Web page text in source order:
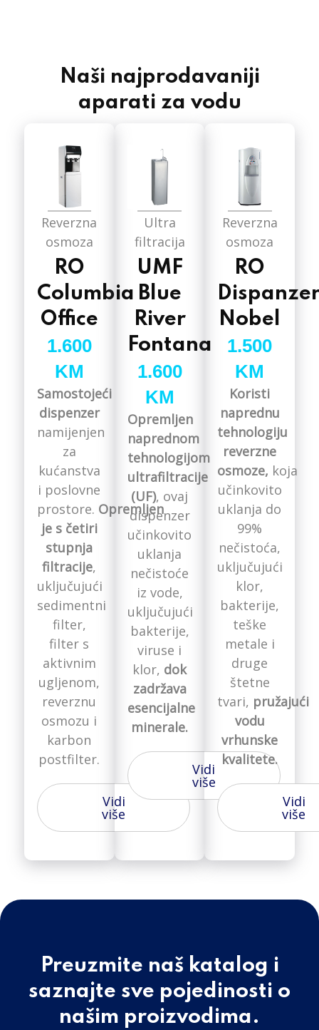
Naši najprodavaniji
aparati za vodu
Reverzna
osmoza
RO
Columbia
Office
1.600
KM
Samostojeći
dispenzer
namijenjen
za
kućanstva
i poslovne
prostore. Opremljen
je s četiri
stupnja
filtracije,
uključujući
sedimentni
filter,
filter s
aktivnim
ugljenom,
reverznu
osmozu i
karbon
postfilter.
Vidi
više
Ultra
filtracija
UMF
Blue
River
Fontana
1.600
KM
Opremljen
naprednom
tehnologijom
ultrafiltracije
(UF), ovaj
dispenzer
učinkovito
uklanja
nečistoće
iz vode,
uključujući
bakterije,
viruse i
klor, dok
zadržava
esencijalne
minerale.
Vidi
više
Reverzna
osmoza
RO
Nobel
1.500
KM
Koristi
naprednu
tehnologiju
reverzne
osmoze, koja
učinkovito
uklanja do
99%
nečistoća,
uključujući
klor,
bakterije,
teške
metale i
druge
štetne
tvari, pružajući
vodu
vrhunske
kvalitete.
Vidi
više
Preuzmite naš katalog i
saznajte sve pojedinosti o
našim proizvodima.